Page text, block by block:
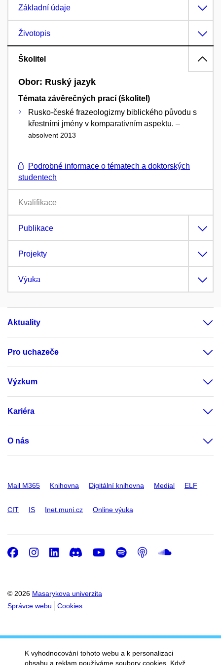
Základní údaje
Životopis
Školitel
Obor: Ruský jazyk
Témata závěrečných prací (školitel)
Rusko-české frazeologizmy biblického původu s
křestními jmény v komparativním aspektu. –
absolvent 2013
Podrobné informace o tématech a doktorských
studentech
Kvalifikace
Publikace
Projekty
Výuka
Aktuality
Pro uchazeče
Výzkum
Kariéra
O nás
Mail M365 Knihovna Digitální knihovna Medial ELF
CIT IS Inet.muni.cz Online výuka
© 2026 Masarykova univerzita
Správce webu
Cookies
Facebook
Instagram
LinkedIn
DiscordYoutube
Spotify
Podcast
K vyhodnocování tohoto webu a k personalizaci
obsahu a reklam používáme soubory cookies. Když